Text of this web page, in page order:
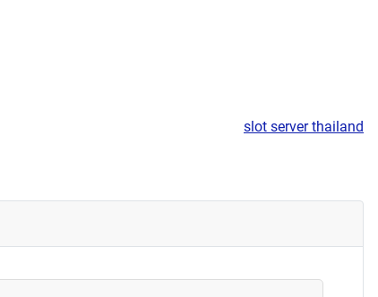
slot server thailand